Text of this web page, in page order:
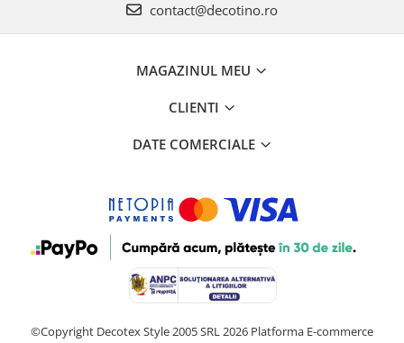
contact@decotino.ro
MAGAZINUL MEU
CLIENTI
DATE COMERCIALE
©Copyright Decotex Style 2005 SRL 2026 Platforma E-commerce